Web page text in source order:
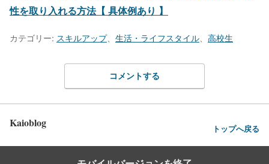
性を取り入れる方法【 具体例あり 】
カテゴリー: スキルアップ、 生活・ライフスタイル 高校生
コメントする
Kaioblog トップへ戻る